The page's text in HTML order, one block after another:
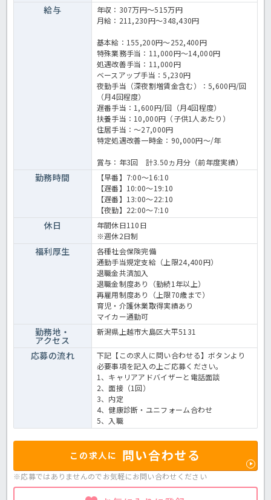
給与
年収：307万円～515万円
月給：211,230円～348,430円
基本給：155,200円～252,400円
特殊業務手当：11,000円～14,000円
処遇改善手当：11,000円
ベースアップ手当：5,230円
夜勤手当（深夜割増賃金含む）：5,600円/回
（月4回程度）
遅番手当：1,600円/回（月4回程度）
扶養手当：10,000円（子供1人あたり）
住居手当：～27,000円
特定処遇改善一時金：90,000円～/年
賞与：年3回 計3.50ヵ月分（前年度実績）
勤務時間
【早番】7:00～16:10
【遅番】10:00～19:10
【遅番】13:00～22:10
【夜勤】22:00～7:10
休日
年間休日110日
※週休2日制
福利厚生
各種社会保険完備
通勤手当規定支給（上限24,400円）
退職金共済加入
退職金制度あり（勤続1年以上）
再雇用制度あり（上限70歳まで）
育児・介護休業取得実績あり
マイカー通勤可
勤務地・
アクセス
新潟県上越市大島区大平5131
応募の流れ
下記【この求人に問い合わせる】ボタンより
必要事項を記入の上ご応募ください。
1、キャリアアドバイザーと電話面談
2、面接（1回）
3、内定
4、健康診断・ユニフォーム合わせ
5、入職
この求人に 問い合わせる
※応募ではありませんのでお気軽にお問い合わせください